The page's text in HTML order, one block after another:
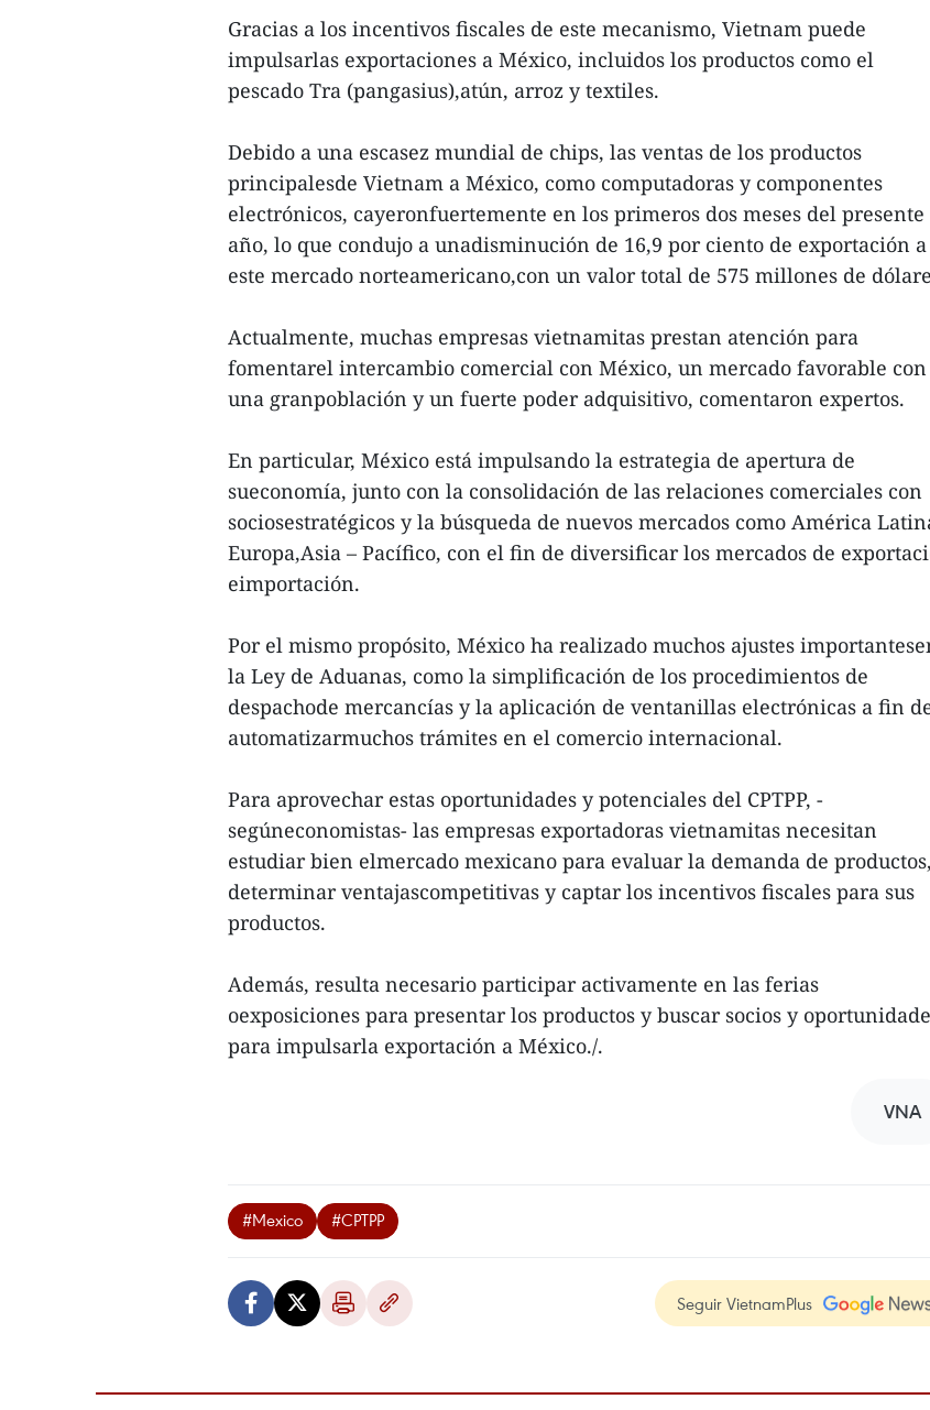
Gracias a los incentivos fiscales de este mecanismo, Vietnam puede
impulsarlas exportaciones a México, incluidos los productos como el
pescado Tra (pangasius),atún, arroz y textiles.
Debido a una escasez mundial de chips, las ventas de los productos
principalesde Vietnam a México, como computadoras y componentes
electrónicos, cayeronfuertemente en los primeros dos meses del presente
año, lo que condujo a unadisminución de 16,9 por ciento de exportación a
este mercado norteamericano,con un valor total de 575 millones de
Actualmente, muchas empresas vietnamitas prestan atención para
fomentarel intercambio comercial con México, un mercado favorable con
una granpoblación y un fuerte poder adquisitivo, comentaron expertos.
En particular, México está impulsando la estrategia de apertura de
sueconomía, junto con la consolidación de las relaciones comerciales con
sociosestratégicos y la búsqueda de nuevos mercados como América
Europa,Asia – Pacífico, con el fin de diversificar los mercados de
eimportación.
Por el mismo propósito, México ha realizado muchos ajustes
la Ley de Aduanas, como la simplificación de los procedimientos de
despachode mercancías y la aplicación de ventanillas electrónicas a fin
automatizarmuchos trámites en el comercio internacional.
Para aprovechar estas oportunidades y potenciales del CPTPP, -
segúneconomistas- las empresas exportadoras vietnamitas necesitan
estudiar bien elmercado mexicano para evaluar la demanda de productos,
determinar ventajascompetitivas y captar los incentivos fiscales para sus
productos.
Además, resulta necesario participar activamente en las ferias
oexposiciones para presentar los productos y buscar socios y
para impulsarla exportación a México./.
VNA
#Mexico #CPTPP
Seguir VietnamPlus